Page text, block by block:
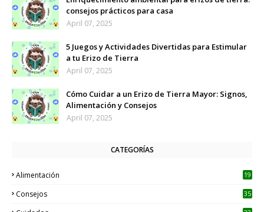
consejos prácticos para casa
April 07, 2025
5 Juegos y Actividades Divertidas para Estimular
a tu Erizo de Tierra
April 07, 2025
Cómo Cuidar a un Erizo de Tierra Mayor: Signos,
Alimentación y Consejos
April 07, 2025
CATEGORÍAS
Alimentación 19
Consejos 35